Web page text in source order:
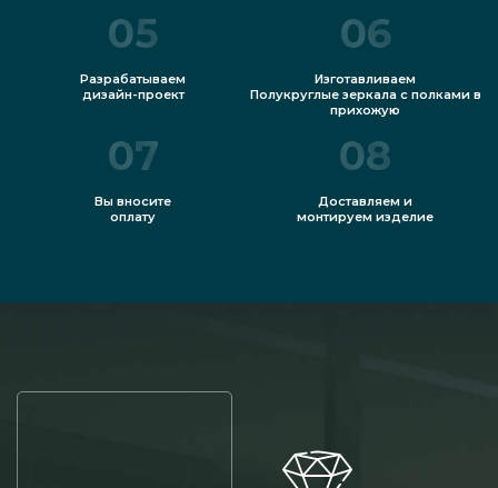
05
Разрабатываем
дизайн-проект
06
Изготавливаем
Полукруглые зеркала с полками в
прихожую
07
Вы вносите
оплату
08
Доставляем и
монтируем изделие